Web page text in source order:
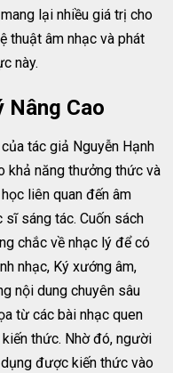
lại nhiều giá trị cho
thuật âm nhạc và phát
này.
Nâng Cao
tác giả Nguyễn Hạnh
khả năng thưởng thức và
liên quan đến âm
sáng tác. Cuốn sách
chắc về nhạc lý để có
nhạc, Ký xướng âm,
nội dung chuyên sâu
từ các bài nhạc quen
thức. Nhờ đó, người
được kiến thức vào